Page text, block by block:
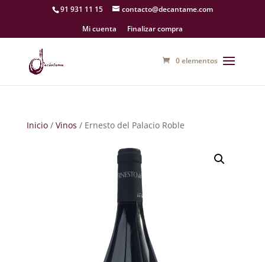
91 931 11 15
contacto@decantame.com
Mi cuenta
Finalizar compra
0 elementos
Inicio/ Vinos / Ernesto del Palacio Roble